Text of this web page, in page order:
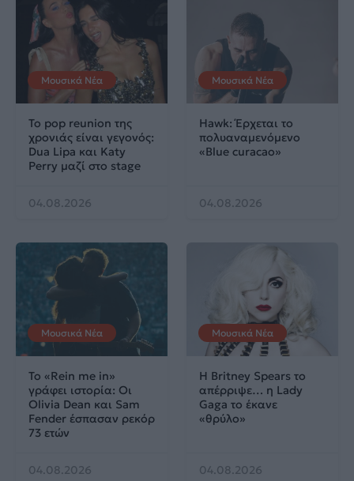
Μουσικά Νέα
Το pop reunion της
χρονιάς είναι γεγονός:
Dua Lipa και Katy
Perry μαζί στο stage
04.08.2026
Μουσικά Νέα
Hawk: Έρχεται το
πολυαναμενόμενο
«Blue curacao»
04.08.2026
Μουσικά Νέα
Το «Rein me in»
γράφει ιστορία: Οι
Olivia Dean και Sam
Fender έσπασαν ρεκόρ
73 ετών
04.08.2026
Μουσικά Νέα
Η Britney Spears το
απέρριψε… η Lady
Gaga το έκανε
«θρύλο»
04.08.2026